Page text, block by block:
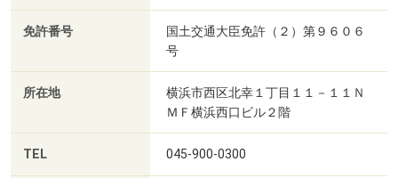
免許番号
国土交通大臣免許（２）第９６０６
号
所在地
横浜市西区北幸１丁目１１－１１Ｎ
ＭＦ横浜西口ビル２階
TEL 045-900-0300